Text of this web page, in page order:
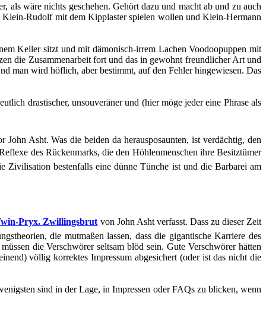
wäre nichts geschehen. Gehört dazu und macht ab und zu auch
Rudolf mit dem Kipplaster spielen wollen und Klein-Hermann
Keller sitzt und mit dämonisch-irrem Lachen Voodoopuppen mit
die Zusammenarbeit fort und das in gewohnt freundlicher Art und
man wird höflich, aber bestimmt, auf den Fehler hingewiesen. Das
drastischer, unsouveräner und (hier möge jeder eine Phrase als
Asht. Was die beiden da herausposaunten, ist verdächtig, den
des Rückenmarks, die den Höhlenmenschen ihre Besitztümer
bestenfalls eine dünne Tünche ist und die Barbarei am
Pryx. Zwillingsbrut von John Asht verfasst. Dass zu dieser Zeit
die mutmaßen lassen, dass die gigantische Karriere des
die Verschwörer seltsam blöd sein. Gute Verschwörer hätten
völlig korrektes Impressum abgesichert (oder ist das nicht die
sind in der Lage, in Impressen oder FAQs zu blicken, wenn